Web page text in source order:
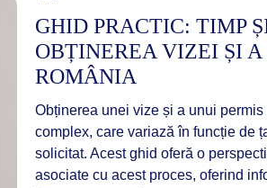
GHID PRACTIC: TIMP
OBȚINEREA VIZEI ȘI
ROMÂNIA
Obținerea unei vize și a unui
complex, care variază în funcție de
solicitat. Acest ghid oferă o
asociate cu acest proces, oferind